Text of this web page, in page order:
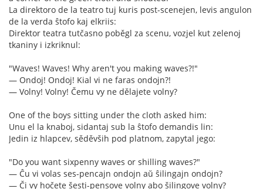
La direktoro de la teatro tuj kuris post-scenejen, levis angulon
de la verda ŝtofo kaj elkriis:
Direktor teatra tutčasno poběgl za scenu, vozjel kut zelenoj
tkaniny i izkriknul:
"Waves! Waves! Why aren't you making waves?!"
— Ondoj! Ondoj! Kial vi ne faras ondojn?!
— Volny! Volny! Čemu vy ne dělajete volny?
One of the boys sitting under the cloth asked him:
Unu el la knaboj, sidantaj sub la ŝtofo demandis lin:
Jedin iz hlapcev, sěděvših pod platnom, zapytal jego:
"Do you want sixpenny waves or shilling waves?"
— Ĉu vi volas ses-pencajn ondojn aŭ ŝilingajn ondojn?
— Či vy hočete šesti-pensove volny abo šilingove volny?